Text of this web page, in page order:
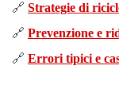
🔗 Strategie di
🔗 Prevenzione e
🔗 Errori tipici e